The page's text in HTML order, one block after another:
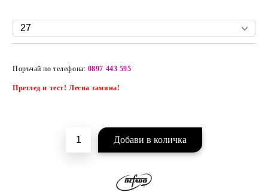
Поръчай по телефона: 0897 443 595
Преглед и тест! Лесна замяна!